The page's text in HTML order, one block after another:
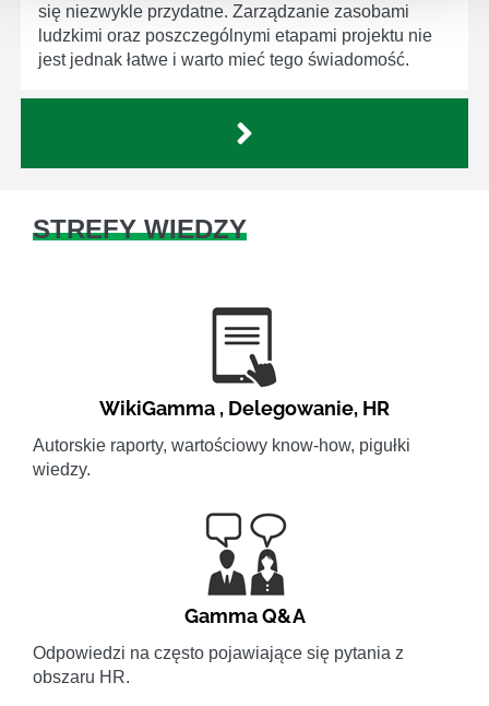
się niezwykle przydatne. Zarządzanie zasobami
ludzkimi oraz poszczególnymi etapami projektu nie
jest jednak łatwe i warto mieć tego świadomość.
STREFY WIEDZY
WikiGamma , Delegowanie, HR
Autorskie raporty, wartościowy know-how, pigułki
wiedzy.
Gamma Q&A
Odpowiedzi na często pojawiające się pytania z
obszaru HR.